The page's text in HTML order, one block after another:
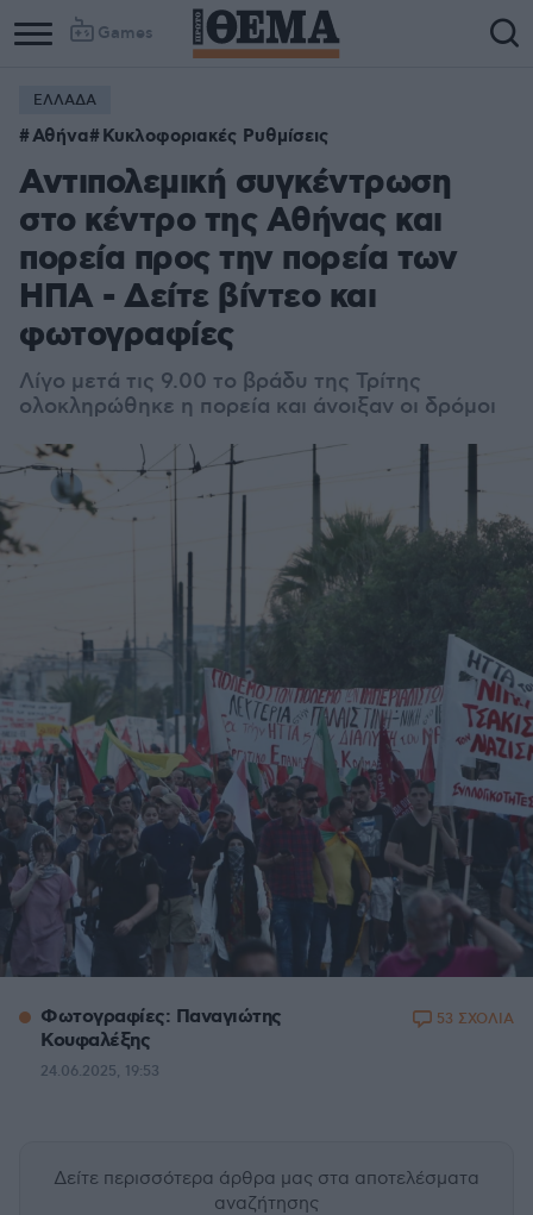
Games
ΕΛΛΑΔΑ
Αθήνα Κυκλοφοριακές Ρυθμίσεις
Αντιπολεμική συγκέντρωση
στο κέντρο της Αθήνας και
πορεία προς την πορεία των
ΗΠΑ - Δείτε βίντεο και
φωτογραφίες
Λίγο μετά τις 9.00 το βράδυ της Τρίτης
ολοκληρώθηκε η πορεία και άνοιξαν οι δρόμοι
Φωτογραφίες: Παναγιώτης
Κουφαλέξης
24.06.2025, 19:53
53 ΣΧΟΛΙΑ
Δείτε περισσότερα άρθρα μας στα αποτελέσματα
αναζήτησης